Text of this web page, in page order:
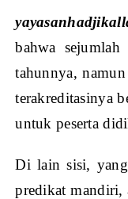
bahwa
tahunnya,
terakreditasinya
untuk peserta
Di lain sisi, yang
predikat mandiri,